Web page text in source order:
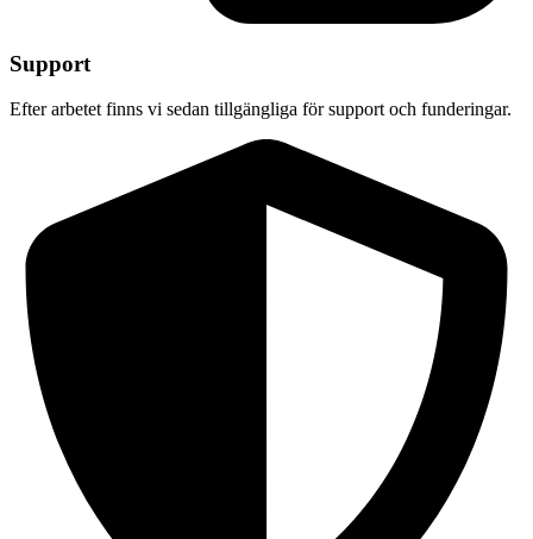
Support
Efter arbetet finns vi sedan tillgängliga för support och funderingar.